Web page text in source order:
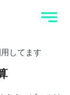
してます